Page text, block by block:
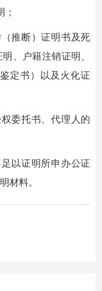
推断）证明书及死
、户籍注销证明、
定书）以及火化证
委托书、代理人的
以证明所申办公证
材料。